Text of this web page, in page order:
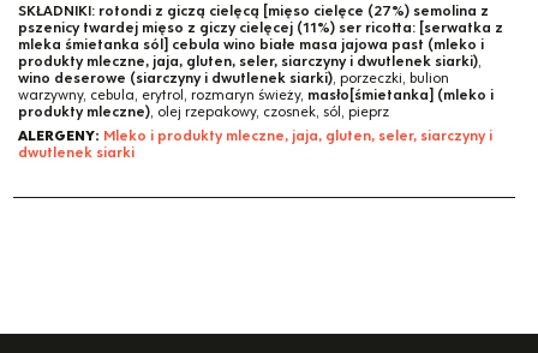
SKŁADNIKI: rotondi z giczą cielęcą [mięso cielęce (27%) semolina z
pszenicy twardej mięso z giczy cielęcej (11%) ser ricotta: [serwatka z
mleka śmietanka sól] cebula wino białe masa jajowa past (mleko i
produkty mleczne, jaja, gluten, seler, siarczyny i dwutlenek siarki),
wino deserowe (siarczyny i dwutlenek siarki), porzeczki, bulion
warzywny, cebula, erytrol, rozmaryn świeży, masło[śmietanka] (mleko i
produkty mleczne), olej rzepakowy, czosnek, sól, pieprz
ALERGENY: Mleko i produkty mleczne, jaja, gluten, seler, siarczyny i
dwutlenek siarki